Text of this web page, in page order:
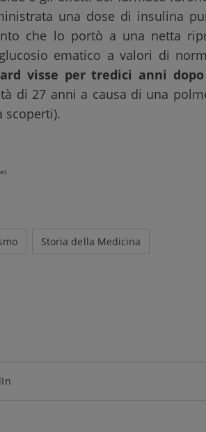
una dose di insulina
che lo portò a una netta
ematico a valori di
visse per tredici anni
di 27 anni a causa di una
scoperti).
Storia della Medicina